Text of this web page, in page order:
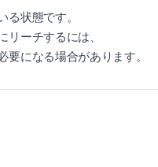
状態です。
ーチするには、
になる場合があります。